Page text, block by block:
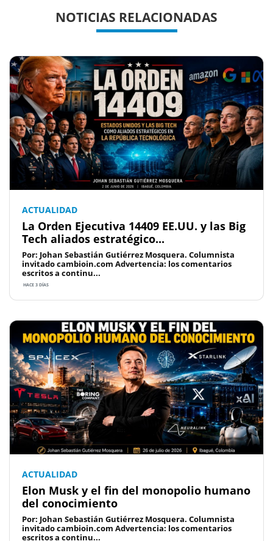
NOTICIAS RELACIONADAS
ACTUALIDAD
La Orden Ejecutiva 14409 EE.UU. y las Big
Tech aliados estratégico...
Por: Johan Sebastián Gutiérrez Mosquera. Columnista
invitado cambioin.com Advertencia: los comentarios
escritos a continu...
HACE 3 DÍAS
ACTUALIDAD
Elon Musk y el fin del monopolio humano
del conocimiento
Por: Johan Sebastián Gutiérrez Mosquera. Columnista
invitado cambioin.com Advertencia: los comentarios
escritos a continu...